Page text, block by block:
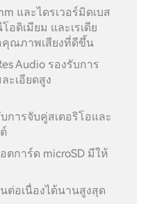
และไดรเวอร์มิดเบส
ดิเมียม และเรเดีย
คุณภาพเสียงที่ดีขึ้น
Audio รองรับการ
ะเอียดสูง
การจับคู่สเตอริโอและ
ตการ์ด microSD มีให้
ต่อเนื่องได้นานสูงสุด